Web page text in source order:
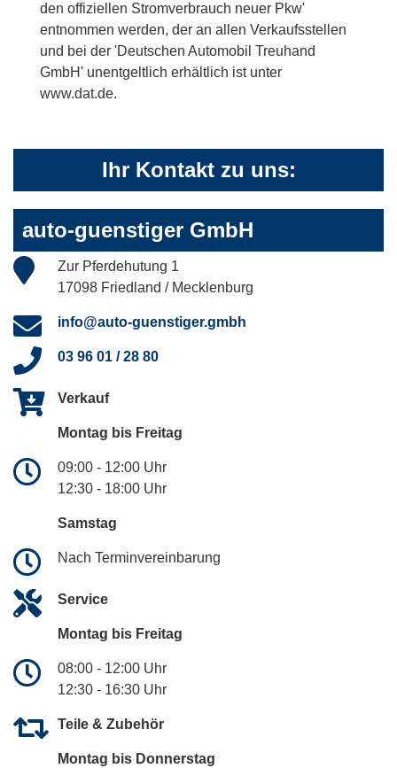
den offiziellen Stromverbrauch neuer Pkw'
entnommen werden, der an allen Verkaufsstellen
und bei der 'Deutschen Automobil Treuhand
GmbH' unentgeltlich erhältlich ist unter
www.dat.de.
Ihr Kontakt zu uns:
auto-guenstiger GmbH
Zur Pferdehutung 1
17098 Friedland / Mecklenburg
info@auto-guenstiger.gmbh
03 96 01 / 28 80
Verkauf
Montag bis Freitag
09:00 - 12:00 Uhr
12:30 - 18:00 Uhr
Samstag
Nach Terminvereinbarung
Service
Montag bis Freitag
08:00 - 12:00 Uhr
12:30 - 16:30 Uhr
Teile & Zubehör
Montag bis Donnerstag